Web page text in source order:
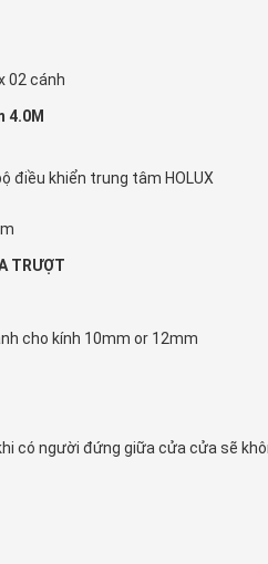
02 cánh
4.0M
điều khiển trung tâm HOLUX
TRƯỢT
cho kính 10mm or 12mm
có người đứng giữa cửa cửa sẽ